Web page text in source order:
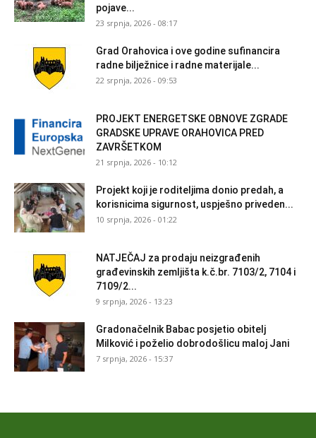
pojave...
23 srpnja, 2026 - 08:17
Grad Orahovica i ove godine sufinancira
radne bilježnice i radne materijale...
22 srpnja, 2026 - 09:53
PROJEKT ENERGETSKE OBNOVE ZGRADE
GRADSKE UPRAVE ORAHOVICA PRED
ZAVRŠETKOM
21 srpnja, 2026 - 10:12
Projekt koji je roditeljima donio predah, a
korisnicima sigurnost, uspješno priveden...
10 srpnja, 2026 - 01:22
NATJEČAJ za prodaju neizgrađenih
građevinskih zemljišta k.č.br. 7103/2, 7104 i
7109/2...
9 srpnja, 2026 - 13:23
Gradonačelnik Babac posjetio obitelj
Milković i poželio dobrodošlicu maloj Jani
7 srpnja, 2026 - 15:37